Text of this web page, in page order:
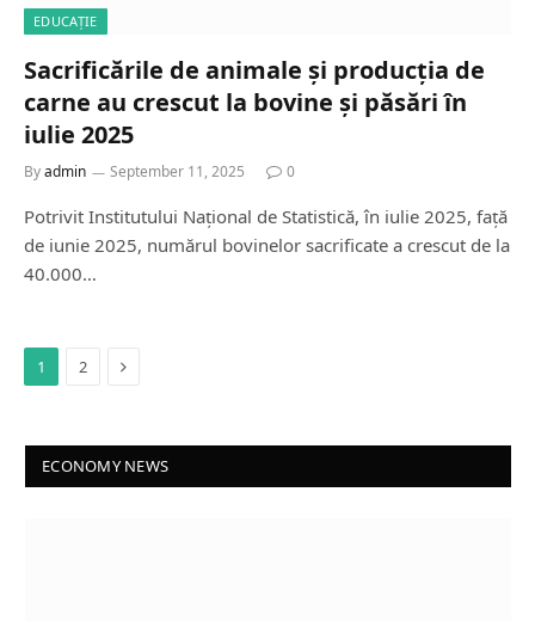
EDUCAȚIE
Sacrificările de animale și producția de
carne au crescut la bovine și păsări în
iulie 2025
Byadmin September 11, 2025 0
Potrivit Institutului Național de Statistică, în iulie 2025, față
de iunie 2025, numărul bovinelor sacrificate a crescut de la
40.000…
1 2 Next
ECONOMY NEWS